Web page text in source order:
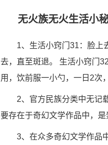
无火族无火生活小
1、生活小窍门31：脸上
去，直至斑退。 生活小窍门
用，饮前服一小勺，一日2次
2、官方民族分类中无记
要存在于奇幻文学作品中，
3、在众多奇幻文学作品